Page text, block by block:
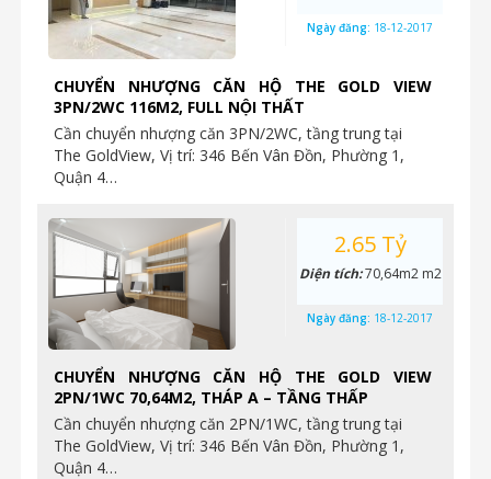
CHUYỂN NHƯỢNG CĂN HỘ THE GOLD VIEW
3PN/2WC 116M2, FULL NỘI THẤT
Cần chuyển nhượng căn 3PN/2WC, tầng trung tại
The GoldView, Vị trí: 346 Bến Vân Đồn, Phường 1,
Quận 4…
Ngày đăng: 18-12-2017
CHUYỂN NHƯỢNG CĂN HỘ THE GOLD VIEW
2PN/1WC 70,64M2, THÁP A – TẦNG THẤP
Cần chuyển nhượng căn 2PN/1WC, tầng trung tại
The GoldView, Vị trí: 346 Bến Vân Đồn, Phường 1,
Quận 4…
2.65 Tỷ
Diện tích:70,64m2 m2
Ngày đăng: 18-12-2017